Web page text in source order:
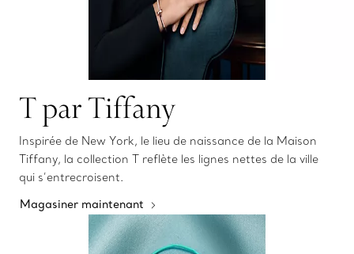
T par Tiffany
Inspirée de New York, le lieu de naissance de la Maison
Tiffany, la collection T reflète les lignes nettes de la ville
qui s’entrecroisent.
Magasiner maintenant